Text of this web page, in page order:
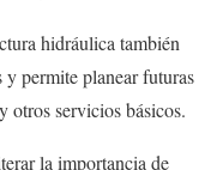
hidráulica también
permite planear futuras
otros servicios básicos.
la importancia de